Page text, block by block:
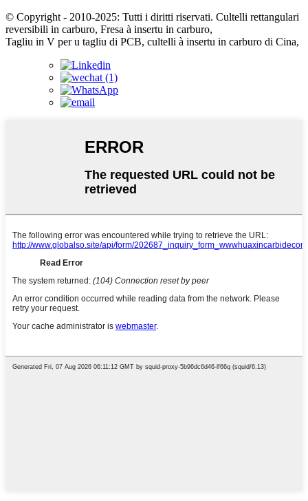
© Copyright - 2010-2025: Tutti i diritti riservati. Cultelli rettangulari
reversibili in carburo, Fresa à insertu in carburo,
Tagliu in V per u tagliu di PCB, cultelli à insertu in carburo di Cina,